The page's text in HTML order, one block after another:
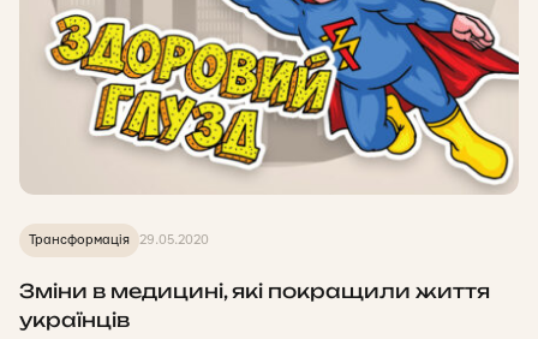
Трансформація 29.05.2020
Зміни в медицині, які покращили життя
українців